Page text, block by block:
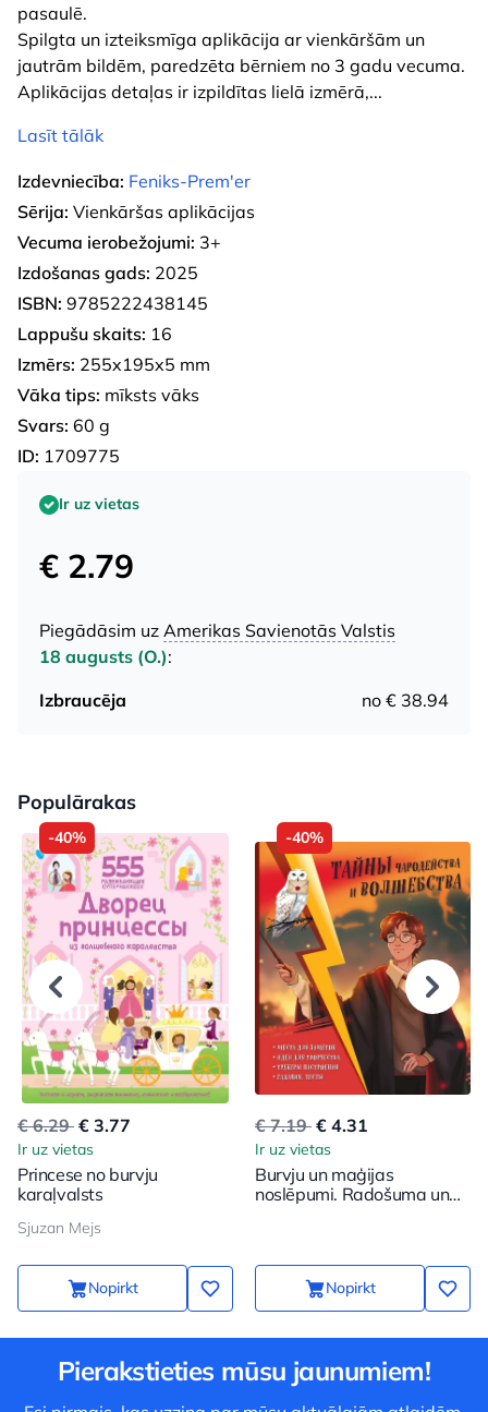
pasaulē.
Spilgta un izteiksmīga aplikācija ar vienkāršām un
jautrām bildēm, paredzēta bērniem no 3 gadu vecuma.
Aplikācijas detaļas ir izpildītas lielā izmērā,...
Lasīt tālāk
Izdevniecība: Feniks-Prem'er
Sērija: Vienkāršas aplikācijas
Vecuma ierobežojumi: 3+
Izdošanas gads: 2025
ISBN: 9785222438145
Lappušu skaits: 16
Izmērs: 255x195x5 mm
Vāka tips: mīksts vāks
Svars: 60 g
ID: 1709775
Ir uz vietas
€ 2.79
Piegādāsim uz Amerikas Savienotās Valstis
18 augusts (O.):
Izbraucēja
no € 38.94
Populārakas
-40%
€ 6.29 € 3.77
Ir uz vietas
Princese no burvju
karaļvalsts
Sjuzan Mejs
Nopirkt
-40%
€ 7.19 € 4.31
Ir uz vietas
Burvju un maģijas
noslēpumi. Radošuma un
Nopirkt
Pierakstieties mūsu jaunumiem!